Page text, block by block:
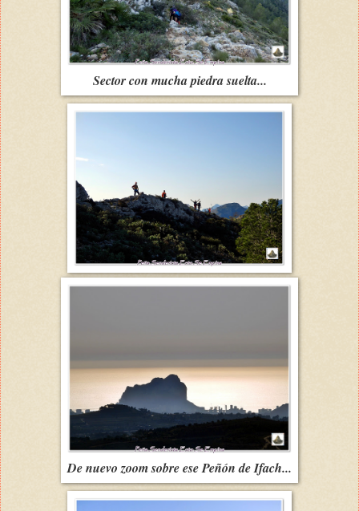
Sector con mucha piedra suelta...
De nuevo zoom sobre ese Peñón de Ifach...